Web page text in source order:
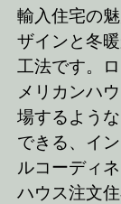
輸入住宅の
ザインと冬
工法です。
メリカンハ
場するよう
できる、イ
ルコーディ
ハウス注文